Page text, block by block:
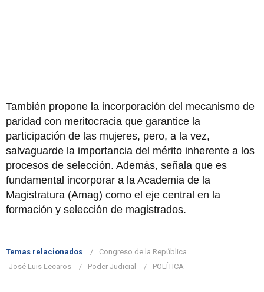
También propone la incorporación del mecanismo de
paridad con meritocracia que garantice la
participación de las mujeres, pero, a la vez,
salvaguarde la importancia del mérito inherente a los
procesos de selección. Además, señala que es
fundamental incorporar a la Academia de la
Magistratura (Amag) como el eje central en la
formación y selección de magistrados.
Temas relacionados
Congreso de la República
José Luis Lecaros
Poder Judicial POLÍTICA